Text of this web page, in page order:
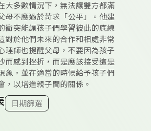
大多數情況下，無法讓雙方都滿
母不應過於苛求「公平」。他建
衝突能讓孩子們學習彼此的底線
對於他們未來的合作和相處非常
理師也提醒父母，不要因為孩子
而感到挫折，而是應該接受這是
象，並在適當的時候給予孩子們
，以增進親子間的關係。
日期篩選